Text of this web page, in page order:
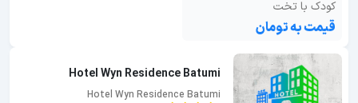
کودک با تخت
قیمت به تومان
Hotel Wyn Residence Batumi
Hotel Wyn Residence Batumi